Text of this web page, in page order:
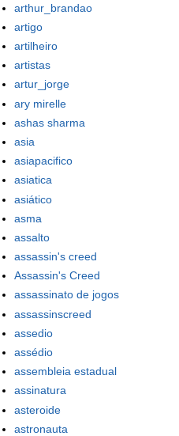
arthur_brandao
artigo
artilheiro
artistas
artur_jorge
ary mirelle
ashas sharma
asia
asiapacifico
asiatica
asiático
asma
assalto
assassin's creed
Assassin's Creed
assassinato de jogos
assassinscreed
assedio
assédio
assembleia estadual
assinatura
asteroide
astronauta